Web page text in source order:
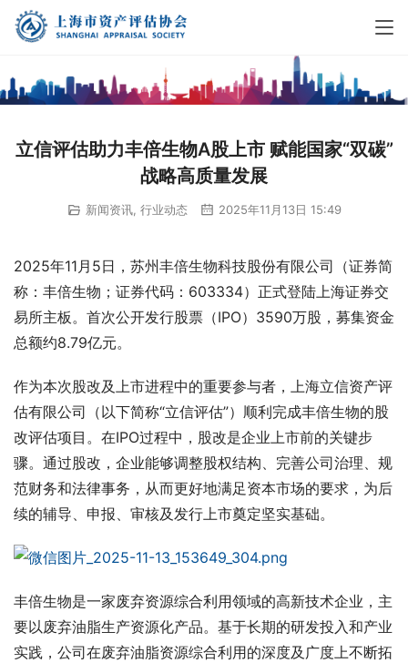
立信评估助力丰倍生物A股上市 赋能国家“双碳”
战略高质量发展
新闻资讯, 行业动态 2025年11月13日 15:49
2025年11月5日，苏州丰倍生物科技股份有限公司（证券简
称：丰倍生物；证券代码：603334）正式登陆上海证券交
易所主板。首次公开发行股票（IPO）3590万股，募集资金
总额约8.79亿元。
作为本次股改及上市进程中的重要参与者，上海立信资产评
估有限公司（以下简称“立信评估”）顺利完成丰倍生物的股
改评估项目。在IPO过程中，股改是企业上市前的关键步
骤。通过股改，企业能够调整股权结构、完善公司治理、规
范财务和法律事务，从而更好地满足资本市场的要求，为后
续的辅导、申报、审核及发行上市奠定坚实基础。
丰倍生物是一家废弃资源综合利用领域的高新技术企业，主
要以废弃油脂生产资源化产品。基于长期的研发投入和产业
实践，公司在废弃油脂资源综合利用的深度及广度上不断拓